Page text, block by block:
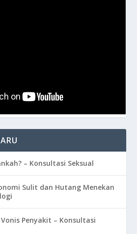
– Konsultasi Seksual
Sulit dan Hutang Menekan
Penyakit – Konsultasi